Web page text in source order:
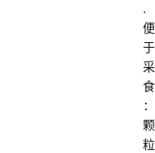
.
便
于
采
食
：
颗
粒